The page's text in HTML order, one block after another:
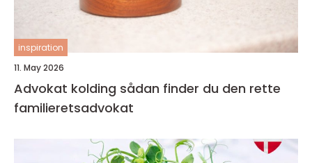
inspiration
11. May 2026
Advokat kolding sådan finder du den rette
familieretsadvokat